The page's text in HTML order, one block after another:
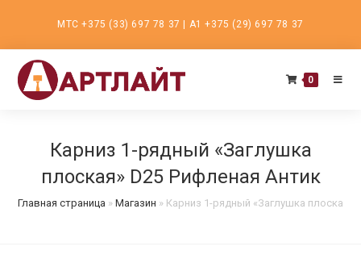
содержимому
МТС +375 (33) 697 78 37 | А1 +375 (29) 697 78 37
0
Карниз 1-рядный «Заглушка
плоская» D25 Рифленая Антик
Главная страница »Магазин » Карниз 1-рядный «Заглушка плоская»